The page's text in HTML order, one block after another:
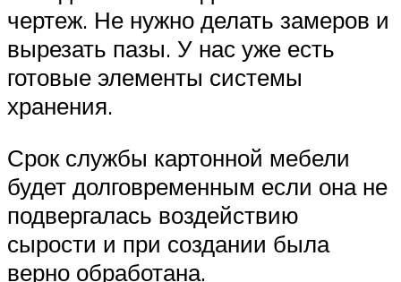
чертеж. Не нужно делать замеров и
вырезать пазы. У нас уже есть
готовые элементы системы
хранения.
Срок службы картонной мебели
будет долговременным если она не
подвергалась воздействию
сырости и при создании была
верно обработана.